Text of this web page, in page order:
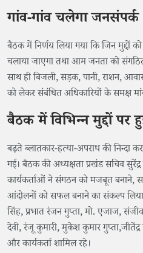
गांव-गांव चलेगा
बैठक में निर्णय लिया गया कि जिन मुद्दों
चलाया जाएगा तथा आम जनता को
साथ ही बिजली, सड़क, पानी, राशन,
को लेकर संबंधित अधिकारियों के समक्ष
बैठक में विभिन्न मुद्दों पर
बढ़ते ब्लातकार-हत्या-अपराध की निन्दा
गई। बैठक की अध्यक्षता प्रखंड सचिव सुरेंद्र
कार्यकर्ताओं ने संगठन को मजबूत बनाने,
आंदोलनों को सफल बनाने का संकल्प
सिंह, प्रभात रंजन गुप्ता, मो. एजाज,
देवी, रंजू कुमारी, मुकेश कुमार
और कार्यकर्ता शामिल रहे।